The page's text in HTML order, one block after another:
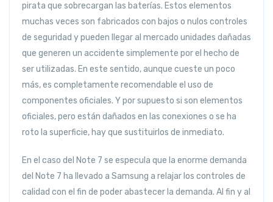
pirata que sobrecargan las baterías. Estos elementos
muchas veces son fabricados con bajos o nulos controles
de seguridad y pueden llegar al mercado unidades dañadas
que generen un accidente simplemente por el hecho de
ser utilizadas. En este sentido, aunque cueste un poco
más, es completamente recomendable el uso de
componentes oficiales. Y por supuesto si son elementos
oficiales, pero están dañados en las conexiones o se ha
roto la superficie, hay que sustituirlos de inmediato.
En el caso del Note 7 se especula que la enorme demanda
del Note 7 ha llevado a Samsung a relajar los controles de
calidad con el fin de poder abastecer la demanda. Al fin y al